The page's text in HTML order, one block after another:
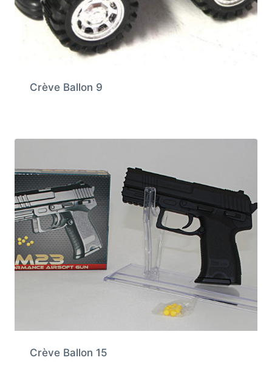
Crève Ballon 9
Crève Ballon 15